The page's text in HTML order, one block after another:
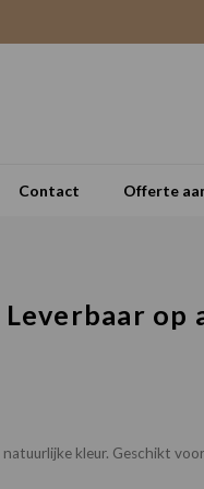
Contact Offerte
op
kleur. Geschikt